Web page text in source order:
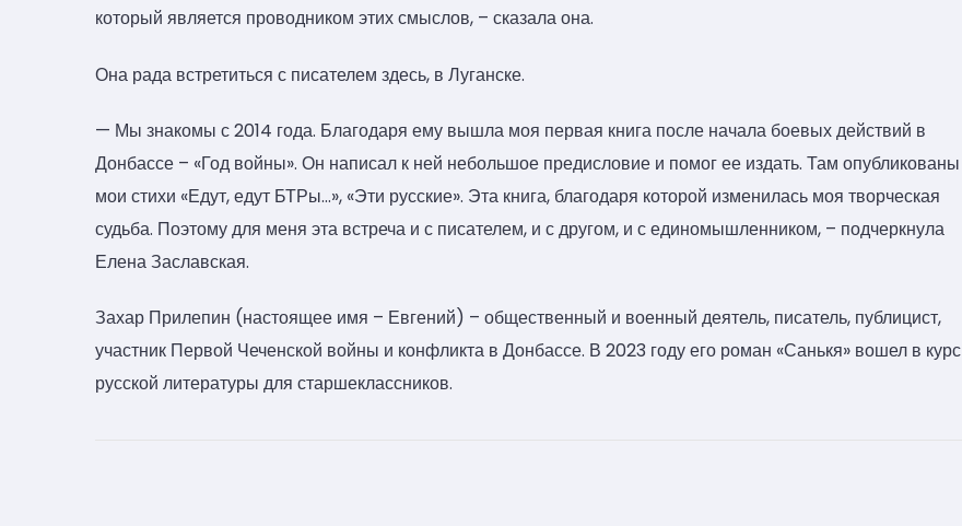
который является проводником этих смыслов, – сказала она.
Она рада встретиться с писателем здесь, в Луганске.
— Мы знакомы с 2014 года. Благодаря ему вышла моя первая книга после начала боевых действий в
Донбассе – «Год войны». Он написал к ней небольшое предисловие и помог ее издать. Там опубликованы
мои стихи «Едут, едут БТРы…», «Эти русские». Эта книга, благодаря которой изменилась моя творческая
судьба. Поэтому для меня эта встреча и с писателем, и с другом, и с единомышленником, – подчеркнула
Елена Заславская.
Захар Прилепин (настоящее имя – Евгений) – общественный и военный деятель, писатель, публицист,
участник Первой Чеченской войны и конфликта в Донбассе. В 2023 году его роман «Санькя» вошел в курс
русской литературы для старшеклассников.